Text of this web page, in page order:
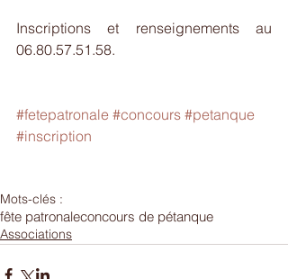
Inscriptions et renseignements au
06.80.57.51.58.
#fetepatronale #concours #petanque
#inscription
Mots-clés :
fête patronaleconcours de pétanque
Associations